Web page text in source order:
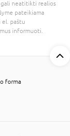
neatitikti realios
pateikiama
el. paštu
informuoti.
forma